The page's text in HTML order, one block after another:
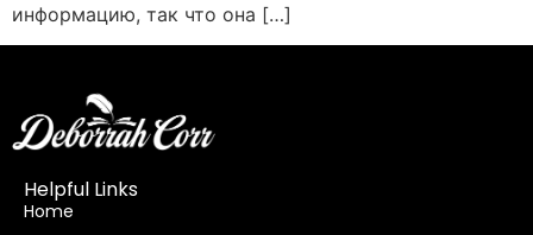
информацию, так что она […]
Helpful Links
Home